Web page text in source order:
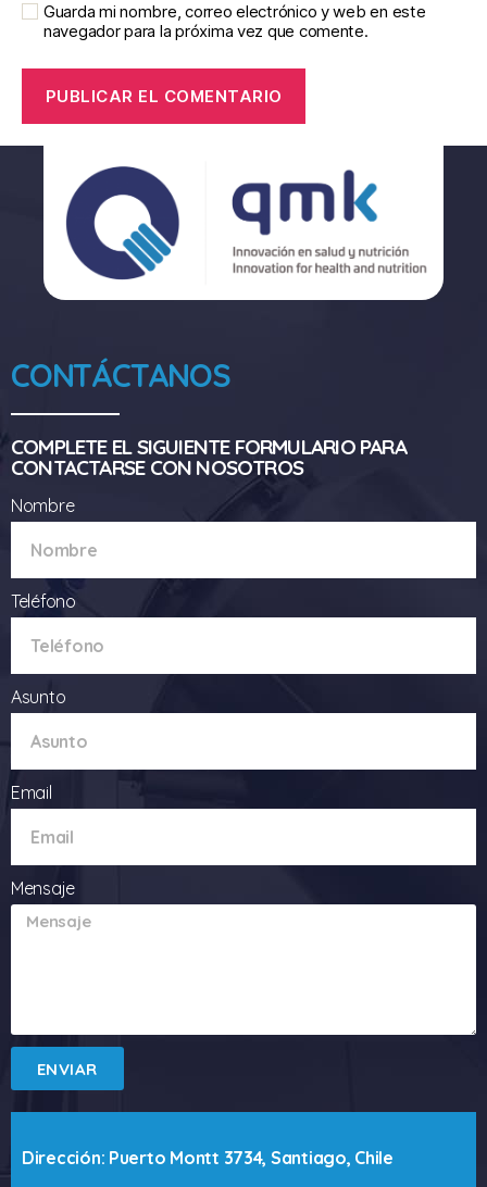
Guarda mi nombre, correo electrónico y web en este
navegador para la próxima vez que comente.
CONTÁCTANOS
COMPLETE EL SIGUIENTE FORMULARIO PARA
CONTACTARSE CON NOSOTROS
Nombre
Teléfono
Asunto
Email
Mensaje
ENVIAR
Dirección: Puerto Montt 3734, Santiago, Chile